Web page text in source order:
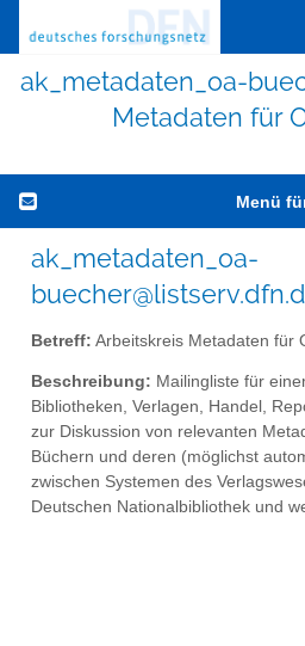
ak_metadaten_oa-
Metadaten für
Menü
ak_metadaten_oa-
Betreff: Arbeitskreis Metadaten für
Beschreibung: Mailingliste für
Bibliotheken, Verlagen, Handel,
zur Diskussion von relevanten
Büchern und deren (möglichst
zwischen Systemen des
Deutschen Nationalbibliothek und